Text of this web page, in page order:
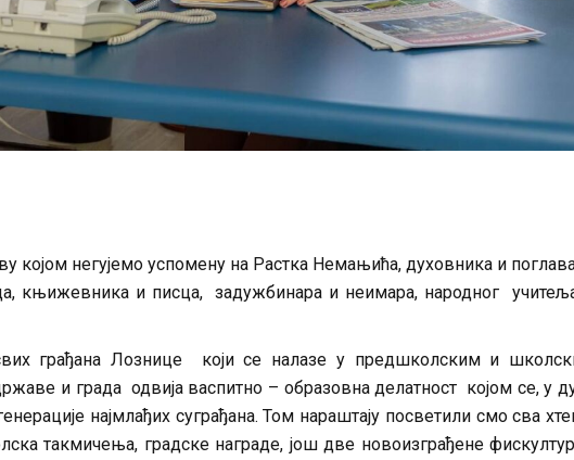
којом негујемо успомену на Растка Немањића, духовника и
књижевника и писца, задужбинара и неимара, народног
грађана Лознице који се налазе у предшколским и
и града одвија васпитно – образовна делатност којом се, у
најмлађих суграђана. Том нараштају посветили смо сва
такмичења, градске награде, још две новоизграђене